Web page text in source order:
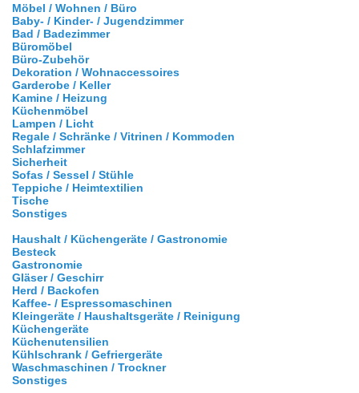
Möbel / Wohnen / Büro
Baby- / Kinder- / Jugendzimmer
Bad / Badezimmer
Büromöbel
Büro-Zubehör
Dekoration / Wohnaccessoires
Garderobe / Keller
Kamine / Heizung
Küchenmöbel
Lampen / Licht
Regale / Schränke / Vitrinen / Kommoden
Schlafzimmer
Sicherheit
Sofas / Sessel / Stühle
Teppiche / Heimtextilien
Tische
Sonstiges
Haushalt / Küchengeräte / Gastronomie
Besteck
Gastronomie
Gläser / Geschirr
Herd / Backofen
Kaffee- / Espressomaschinen
Kleingeräte / Haushaltsgeräte / Reinigung
Küchengeräte
Küchenutensilien
Kühlschrank / Gefriergeräte
Waschmaschinen / Trockner
Sonstiges